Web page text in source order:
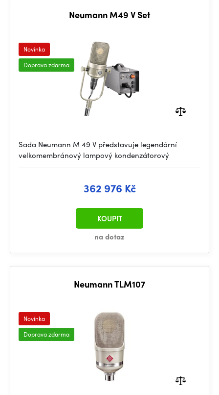
Neumann M49 V Set
Novinka
Doprava zdarma
Sada Neumann M 49 V představuje legendární
velkomembránový lampový kondenzátorový
362 976 Kč
na dotaz
KOUPIT
Neumann TLM107
Novinka
Doprava zdarma